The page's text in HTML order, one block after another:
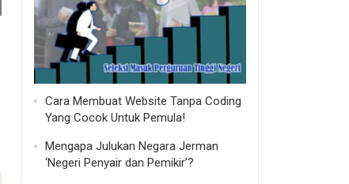
Cara Membuat Website Tanpa Coding
Yang Cocok Untuk Pemula!
Mengapa Julukan Negara Jerman
‘Negeri Penyair dan Pemikir’?